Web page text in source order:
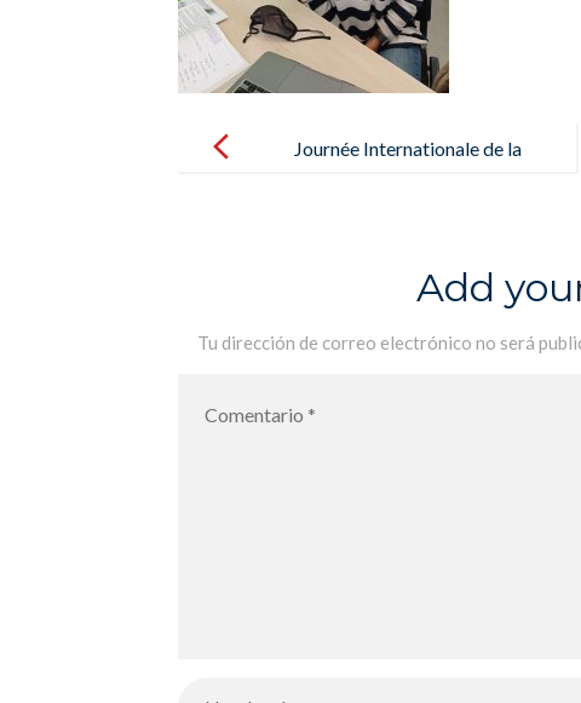
navigation
Journée Internationale de la
Add
Tu dirección de correo electrónico no será